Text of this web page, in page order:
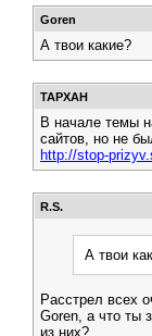
Goren
А твои какие?
ТАРХАН
В начале темы
сайтов, но не
http://stop-
R.S.
А твои
Расстрел всех
Goren, а что ты
из них?